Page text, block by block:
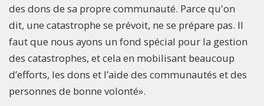
des dons de sa propre communauté. Parce qu'on
dit, une catastrophe se prévoit, ne se prépare pas. Il
faut que nous ayons un fond spécial pour la gestion
des catastrophes, et cela en mobilisant beaucoup
d’efforts, les dons et l’aide des communautés et des
personnes de bonne volonté».